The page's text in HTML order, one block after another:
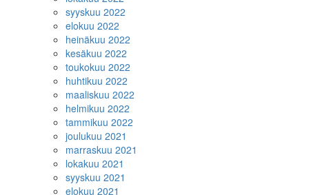
syyskuu 2022
elokuu 2022
heinäkuu 2022
kesäkuu 2022
toukokuu 2022
huhtikuu 2022
maaliskuu 2022
helmikuu 2022
tammikuu 2022
joulukuu 2021
marraskuu 2021
lokakuu 2021
syyskuu 2021
elokuu 2021